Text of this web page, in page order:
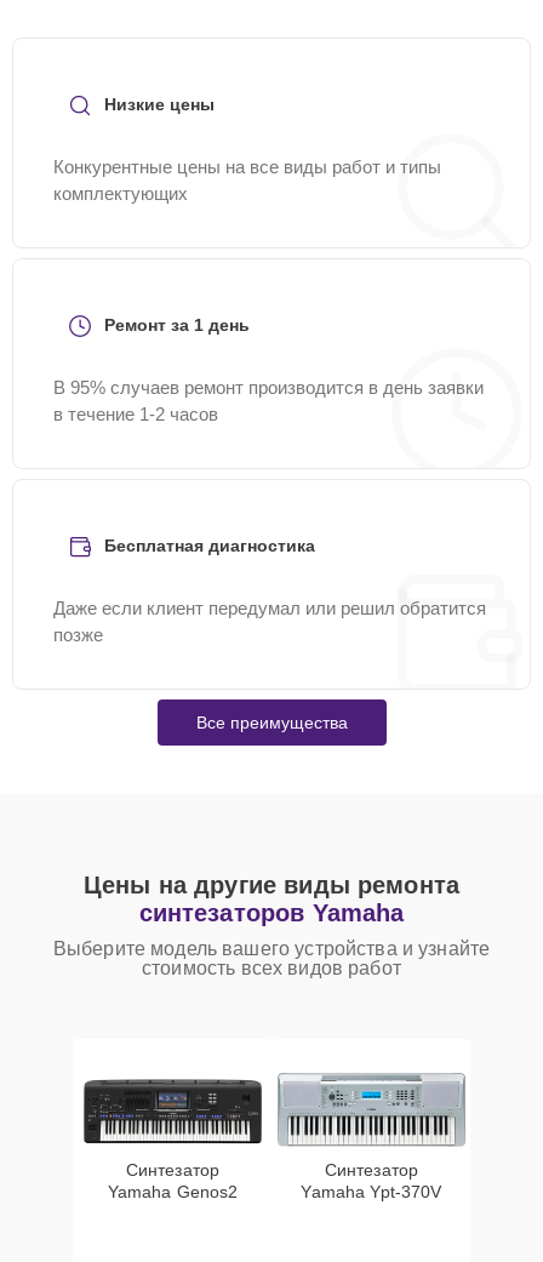
Низкие цены
Конкурентные цены на все виды работ и типы
комплектующих
Ремонт за 1 день
В 95% случаев ремонт производится в день заявки
в течение 1-2 часов
Бесплатная диагностика
Даже если клиент передумал или решил обратится
позже
Все преимущества
Цены на другие виды ремонта
синтезаторов Yamaha
Выберите модель вашего устройства и узнайте
стоимость всех видов работ
Синтезатор
Yamaha Genos2
Синтезатор
Yamaha Ypt-370V